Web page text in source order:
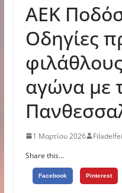
ΑΕΚ
Οδηγίες
αγώνα με
1 Μαρτίου 2026
Share this...
Facebook Pinterest